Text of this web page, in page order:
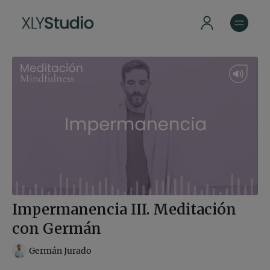
Impermanencia III. Meditación
con Germán
Germán Jurado